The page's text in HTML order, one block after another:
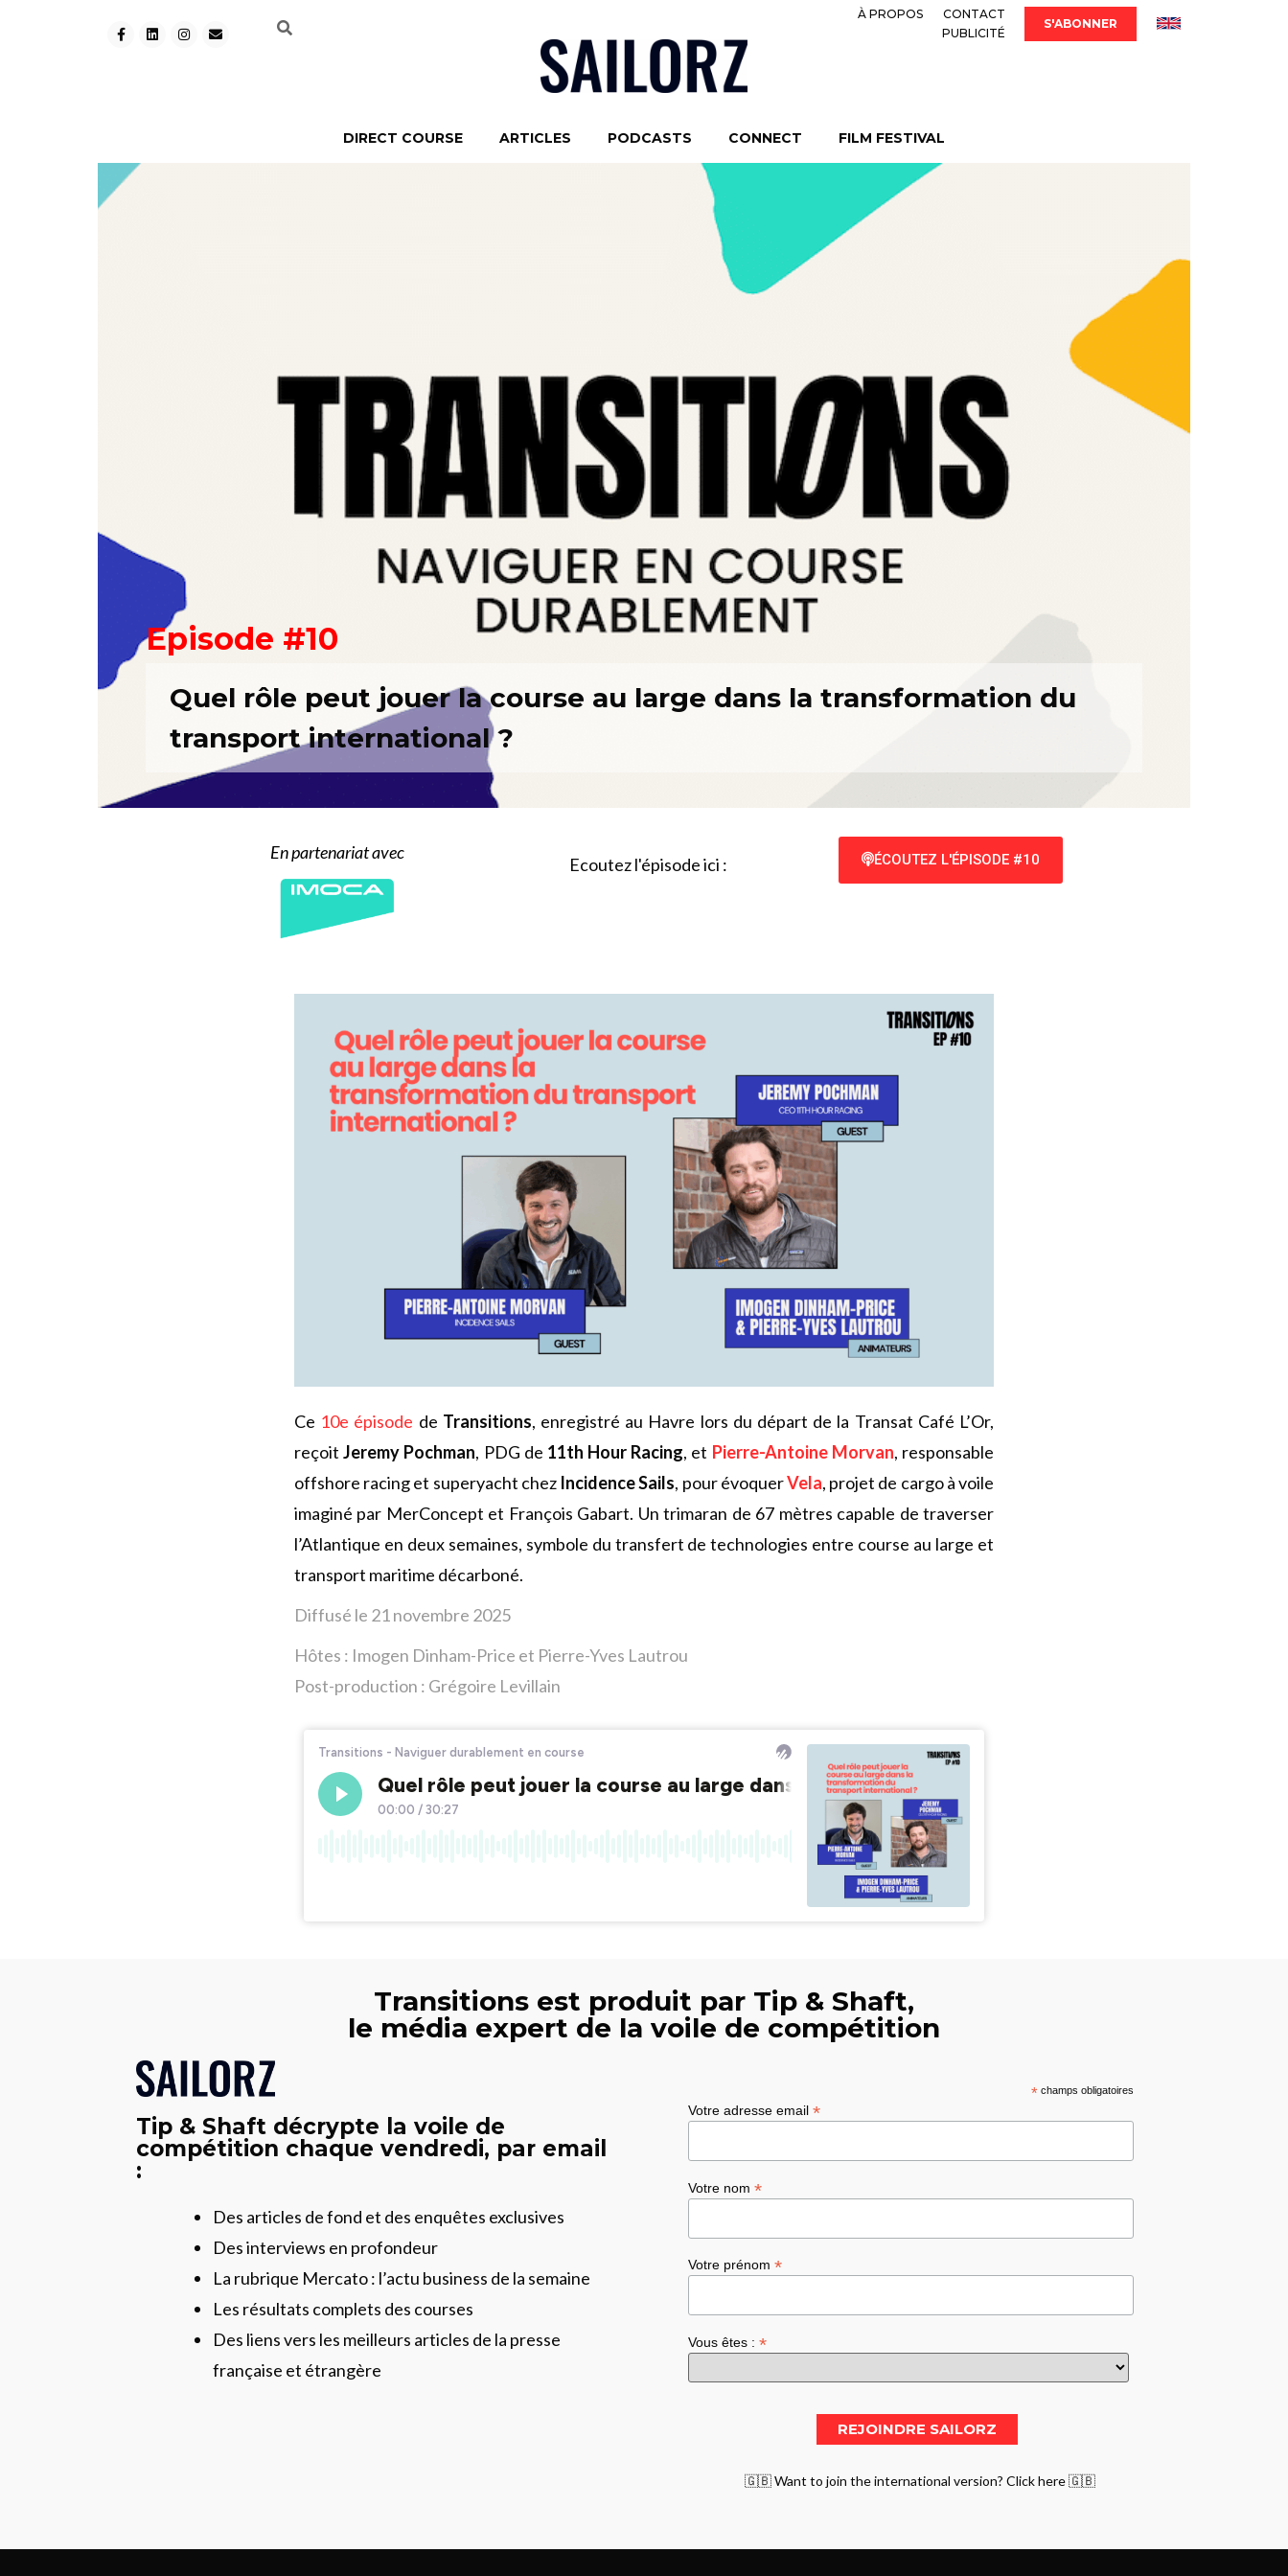
À PROPOS
CONTACT
PUBLICITÉ
S'ABONNER
DIRECT COURSE ARTICLES PODCASTS CONNECT FILM FESTIVAL
Episode #10
Quel rôle peut jouer la course au large dans la transformation du
transport international ?
En partenariat avec
Ecoutez l'épisode ici : ÉCOUTEZ L'ÉPISODE #10
Ce 10e épisode de Transitions, enregistré au Havre lors du départ de la Transat Café L’Or,
reçoitJeremy Pochman, PDG de 11th Hour Racing, et Pierre-Antoine Morvan, responsable
offshore racing et superyacht chez Incidence Sails, pour évoquerVela, projet de cargo à voile
imaginé par MerConcept et François Gabart. Un trimaran de 67 mètres capable de traverser
l’Atlantique en deux semaines, symbole du transfert de technologies entre course au large et
transport maritime décarboné.
Diffusé le 21 novembre 2025
Hôtes : Imogen Dinham-Price et Pierre-Yves Lautrou
Post-production : Grégoire Levillain
Transitions est produit par Tip & Shaft,
le média expert de la voile de compétition
Tip & Shaft décrypte la voile de
compétition chaque vendredi, par email
:
Des articles de fond et des enquêtes exclusives
Des interviews en profondeur
La rubrique Mercato : l’actu business de la semaine
Les résultats complets des courses
Des liens vers les meilleurs articles de la presse
française et étrangère
*champs obligatoires
Votre adresse email *
Votre nom *
Votre prénom *
Vous êtes : *
🇬🇧 Want to join the international version? Click here 🇬🇧